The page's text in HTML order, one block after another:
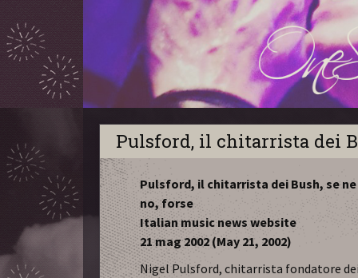
Pulsford, il chitarrista dei
Pulsford, il chitarrista dei Bush, se
no, forse
Italian music news website
21 mag 2002 (May 21, 2002)
Nigel Pulsford, chitarrista fondatore